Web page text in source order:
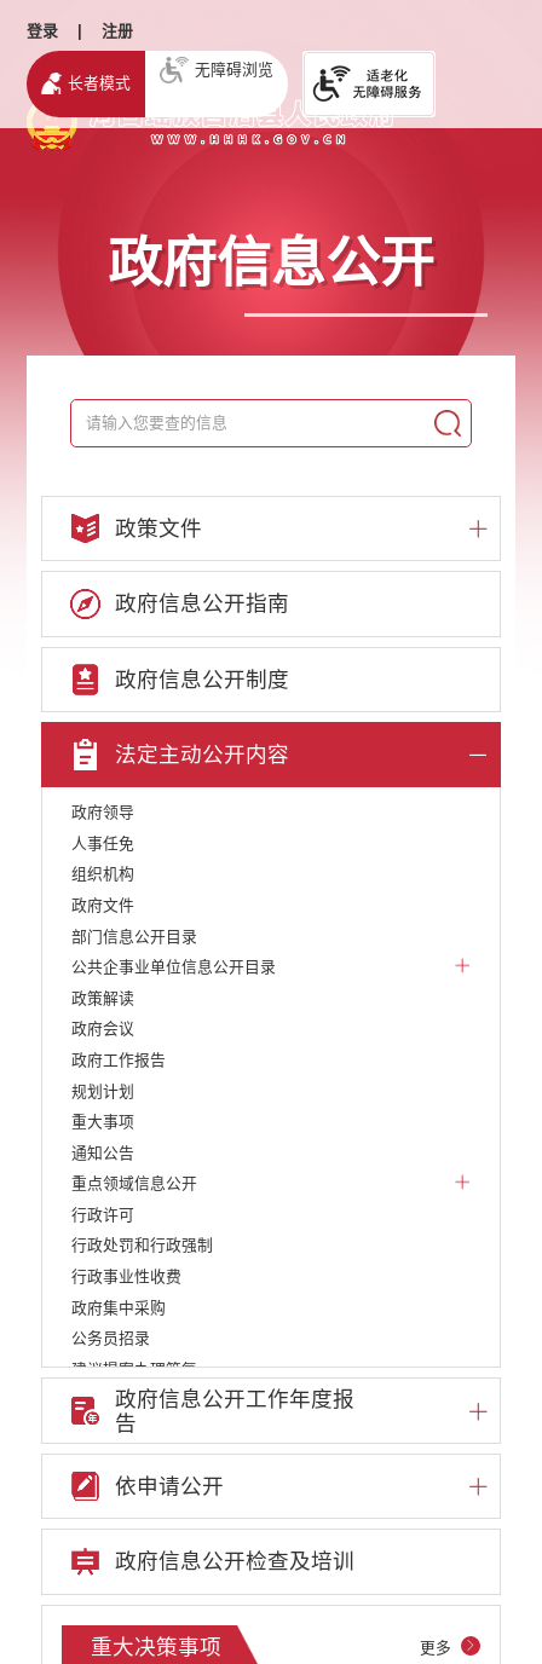
登录 | 注册
长者模式
无障碍浏览
政府信息公开
政策文件
政府信息公开指南
政府信息公开制度
法定主动公开内容
政府领导
人事任免
组织机构
政府文件
部门信息公开目录
公共企事业单位信息公开目录
政策解读
政府会议
政府工作报告
规划计划
重大事项
通知公告
重点领域信息公开
行政许可
行政处罚和行政强制
行政事业性收费
政府集中采购
公务员招录
建议提案办理答复
减税降费
重大决策
重大决策预公开
重大决策听证事项
财政资金直达基层
维稳就业
乡村振兴
养老服务
政府信息公开工作年度报
告
依申请公开
政府信息公开检查及培训
重大决策事项 更多